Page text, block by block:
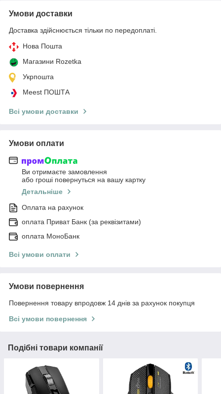
Умови доставки
Доставка здійснюється тільки по передоплаті.
Нова Пошта
Магазини Rozetka
Укрпошта
Meest ПОШТА
Всі умови доставки
Умови оплати
Ви отримаєте замовлення
або гроші повернуться на вашу картку
Детальніше
Оплата на рахунок
оплата Приват Банк (за реквізитами)
оплата МоноБанк
Всі умови оплати
Умови повернення
Повернення товару впродовж 14 днів за рахунок покупця
Всі умови повернення
Подібні товари компанії